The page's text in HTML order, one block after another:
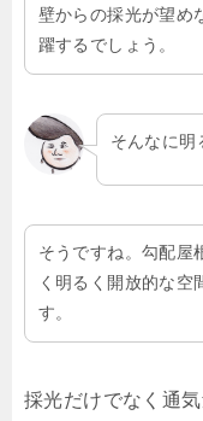
壁からの採光が望め
躍するでしょう。
そんなに明
そうですね。勾配屋
く明るく開放的な空
す。
採光だけでなく通